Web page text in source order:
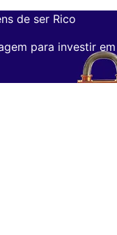
de ser Rico
para investir